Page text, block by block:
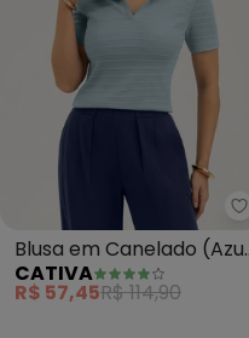
Blusa em Canelado (Azul
Claro)
CATIVA
R$ 57,45R$ 114,90